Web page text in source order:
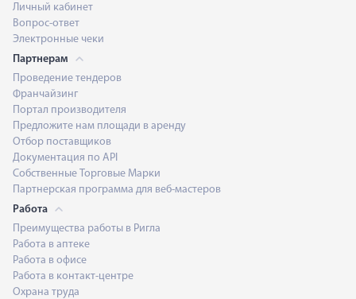
Личный кабинет
Вопрос-ответ
Электронные чеки
Партнерам
Проведение тендеров
Франчайзинг
Портал производителя
Предложите нам площади в аренду
Отбор поставщиков
Документация по API
Собственные Торговые Марки
Партнерская программа для веб-мастеров
Работа
Преимущества работы в Ригла
Работа в аптеке
Работа в офисе
Работа в контакт-центре
Охрана труда